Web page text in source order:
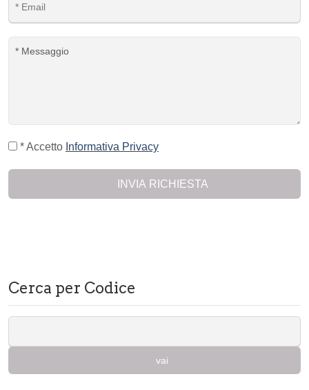
* Accetto Informativa Privacy
INVIA RICHIESTA
Cerca per Codice
vai